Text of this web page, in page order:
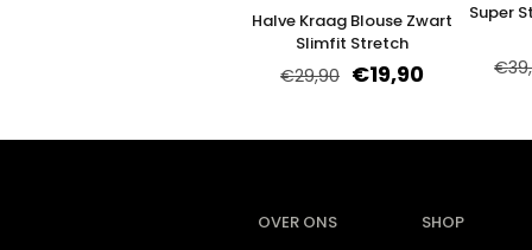
Halve Kraag Blouse Zwart
Slimfit Stretch
€29,90 €19,90
Super
€
OVER ONS
SHOP